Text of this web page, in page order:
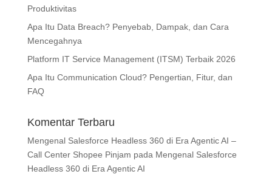
Produktivitas
Apa Itu Data Breach? Penyebab, Dampak, dan Cara
Mencegahnya
Platform IT Service Management (ITSM) Terbaik 2026
Apa Itu Communication Cloud? Pengertian, Fitur, dan
FAQ
Komentar Terbaru
Mengenal Salesforce Headless 360 di Era Agentic AI –
Call Center Shopee Pinjam pada Mengenal Salesforce
Headless 360 di Era Agentic AI